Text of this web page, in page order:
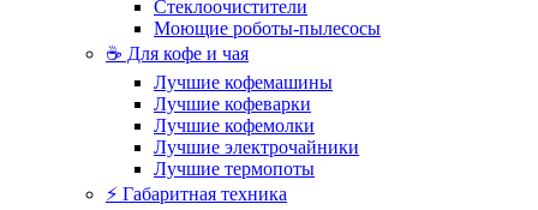
Стеклоочистители
Моющие роботы-пылесосы
☕ Для кофе и чая
Лучшие кофемашины
Лучшие кофеварки
Лучшие кофемолки
Лучшие электрочайники
Лучшие термопоты
⚡ Габаритная техника